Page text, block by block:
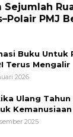
Sejumlah
PMJ
Buku Untuk
Terus Mengalir
2026
Ulang Tahun
Kemanusiaan
2025